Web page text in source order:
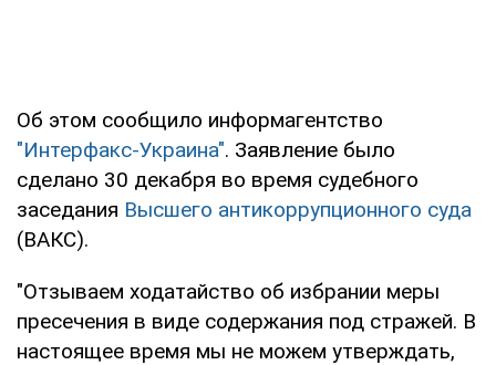
Об этом сообщило информагентство
"Интерфакс-Украина". Заявление было
сделано 30 декабря во время судебного
заседания Высшего антикоррупционного суда
(ВАКС).
"Отзываем ходатайство об избрании меры
пресечения в виде содержания под стражей. В
настоящее время мы не можем утверждать,